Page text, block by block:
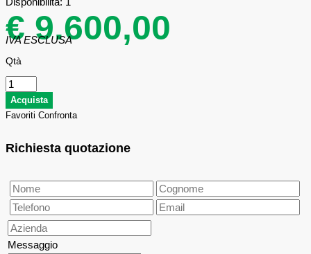
€ 9.600,00
IVA ESCLUSA
Qtà
Favoriti Confronta
Richiesta quotazione
Messaggio